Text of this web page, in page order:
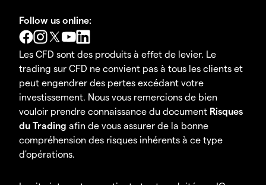
Follow us online:
Les CFD sont des produits à effet de levier. Le
trading sur CFD ne convient pas à tous les clients et
peut engendrer des pertes excédant votre
investissement. Nous vous remercions de bien
vouloir prendre connaissance du document Risques
du Trading afin de vous assurer de la bonne
compréhension des risques inhérents à ce type
d'opérations.